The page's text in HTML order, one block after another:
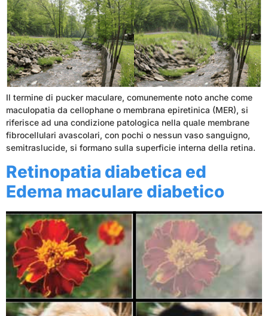
Il termine di pucker maculare, comunemente noto anche come
maculopatia da cellophane o membrana epiretinica (MER), si
riferisce ad una condizione patologica nella quale membrane
fibrocellulari avascolari, con pochi o nessun vaso sanguigno,
semitraslucide, si formano sulla superficie interna della retina.
Retinopatia diabetica ed
Edema maculare diabetico